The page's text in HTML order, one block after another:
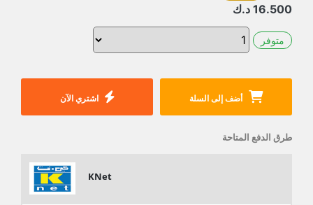
16.500 د.ك
متوفر
أضف إلى السلة اشتري الآن
طرق الدفع المتاحة
KNet